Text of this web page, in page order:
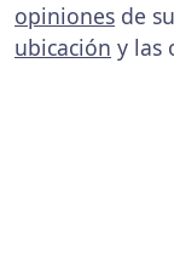
opiniones de
ubicación y las